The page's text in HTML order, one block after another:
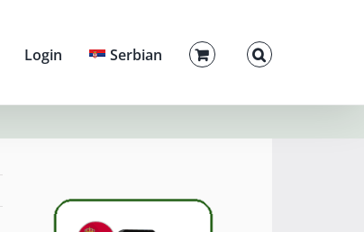
Login Serbian